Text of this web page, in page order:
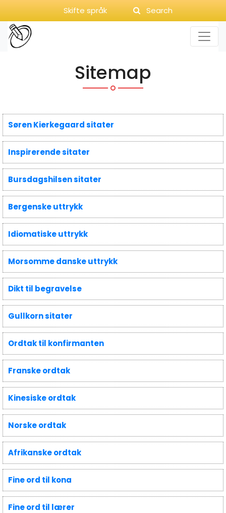
Skifte språk Search
Sitemap
Søren Kierkegaard sitater
Inspirerende sitater
Bursdagshilsen sitater
Bergenske uttrykk
Idiomatiske uttrykk
Morsomme danske uttrykk
Dikt til begravelse
Gullkorn sitater
Ordtak til konfirmanten
Franske ordtak
Kinesiske ordtak
Norske ordtak
Afrikanske ordtak
Fine ord til kona
Fine ord til lærer